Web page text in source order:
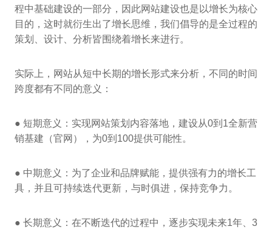
程中基础建设的一部分，因此网站建设也是以增长为核心
目的，这时就衍生出了增长思维，我们倡导的是全过程的
策划、设计、分析皆围绕着增长来进行。
实际上，网站从短中长期的增长形式来分析，不同的时间
跨度都有不同的意义：
● 短期意义：实现网站策划内容落地，建设从0到1全新营
销基建（官网），为0到100提供可能性。
● 中期意义：为了企业和品牌赋能，提供强有力的增长工
具，并且可持续迭代更新，与时俱进，保持竞争力。
● 长期意义：在不断迭代的过程中，逐步实现未来1年、3